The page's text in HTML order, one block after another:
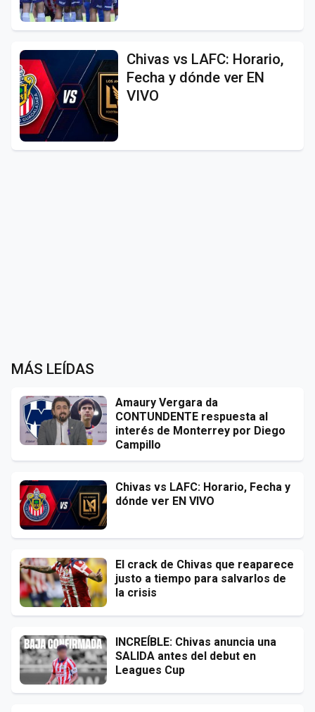
Chivas vs LAFC: Horario,
Fecha y dónde ver EN
VIVO
MÁS LEÍDAS
Amaury Vergara da
CONTUNDENTE respuesta al
interés de Monterrey por Diego
Campillo
Chivas vs LAFC: Horario, Fecha y
dónde ver EN VIVO
El crack de Chivas que reaparece
justo a tiempo para salvarlos de
la crisis
INCREÍBLE: Chivas anuncia una
SALIDA antes del debut en
Leagues Cup